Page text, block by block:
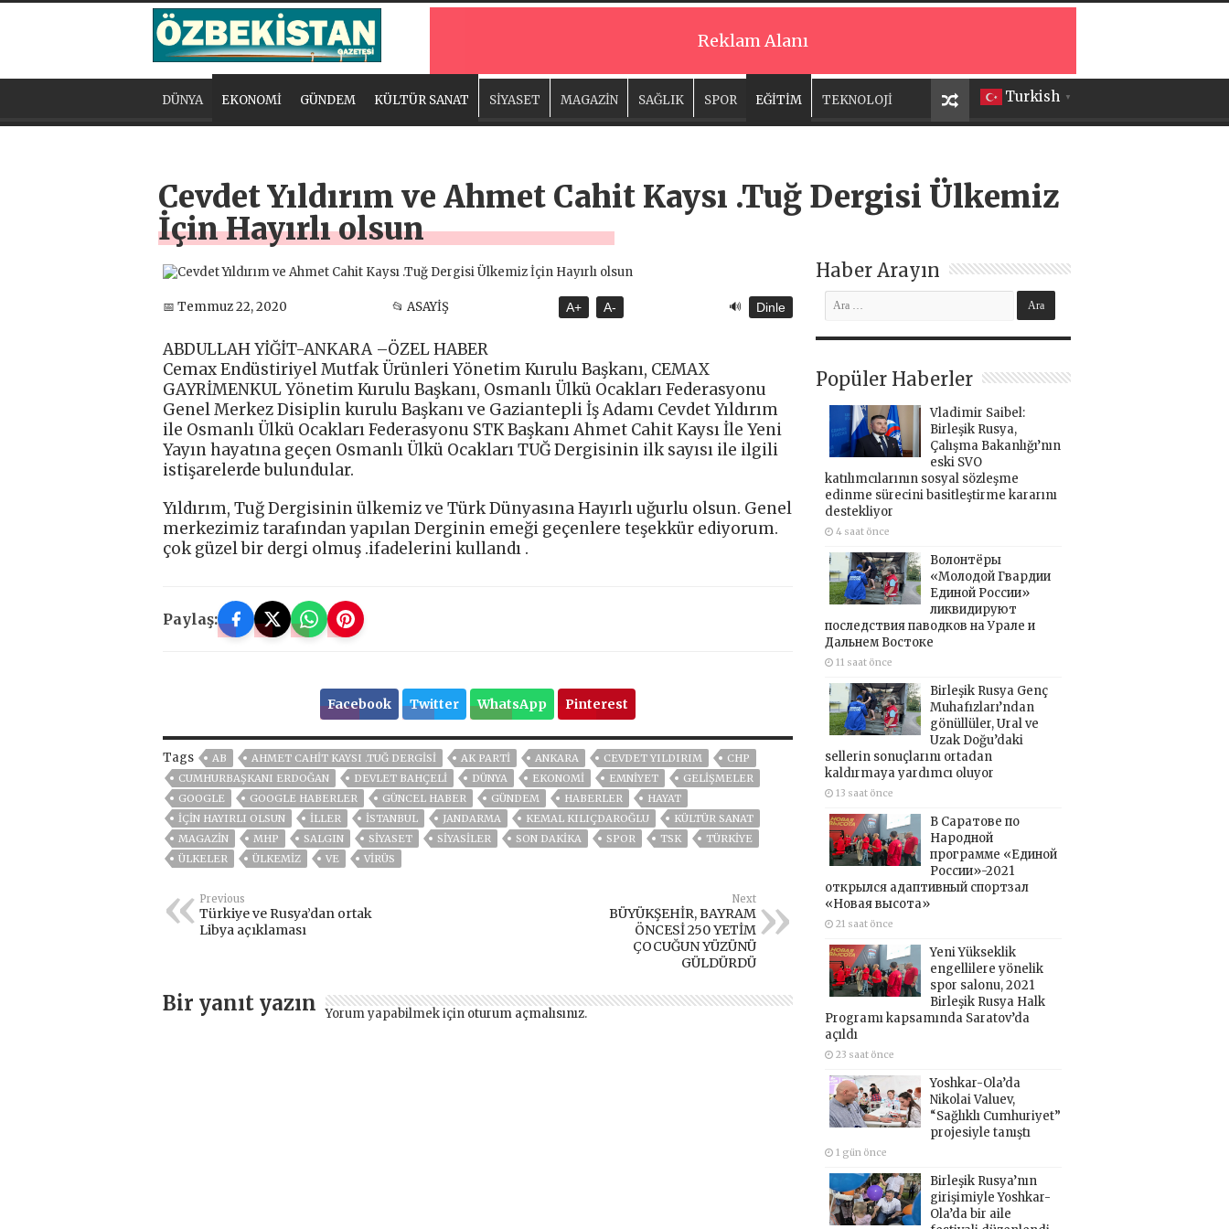
Reklam Alanı
Turkish ▼
DÜNYA EKONOMİ GÜNDEM KÜLTÜR SANAT SİYASET MAGAZİN SAĞLIK SPOR EĞİTİM TEKNOLOJİ
Cevdet Yıldırım ve Ahmet Cahit Kaysı .Tuğ Dergisi Ülkemiz
İçin Hayırlı olsun
📅 Temmuz 22, 2020 📂 ASAYİŞ A+ A- 🔊 Dinle
ABDULLAH YİĞİT-ANKARA –ÖZEL HABER
Cemax Endüstiriyel Mutfak Ürünleri Yönetim Kurulu Başkanı, CEMAX
GAYRİMENKUL Yönetim Kurulu Başkanı, Osmanlı Ülkü Ocakları Federasyonu
Genel Merkez Disiplin kurulu Başkanı ve Gaziantepli İş Adamı Cevdet Yıldırım
ile Osmanlı Ülkü Ocakları Federasyonu STK Başkanı Ahmet Cahit Kaysı İle Yeni
Yayın hayatına geçen Osmanlı Ülkü Ocakları TUĞ Dergisinin ilk sayısı ile ilgili
istişarelerde bulundular.
Yıldırım, Tuğ Dergisinin ülkemiz ve Türk Dünyasına Hayırlı uğurlu olsun. Genel
merkezimiz tarafından yapılan Derginin emeği geçenlere teşekkür ediyorum.
çok güzel bir dergi olmuş .ifadelerini kullandı .
Paylaş:
Facebook Twitter WhatsApp Pinterest
Tags AB AHMET CAHIT KAYSI .TUĞ DERGISI AK PARTİ ANKARA CEVDET YILDIRIM
CHP
CUMHURBAŞKANI ERDOĞAN
DEVLET BAHÇELİ DÜNYA EKONOMİ EMNİYET
GELIŞMELER
GOOGLE
GOOGLE HABERLER GÜNCEL HABER GÜNDEM HABERLER
HAYAT
İÇIN HAYIRLI OLSUN
İLLER ISTANBUL JANDARMA KEMAL KILIÇDAROĞLU
KÜLTÜR SANAT
MAGAZİN
MHP SALGIN SİYASET SİYASİLER SON DAKIKA SPOR TSK
TÜRKİYE
ÜLKELER
ÜLKEMIZ VE VIRÜS
Previous
Türkiye ve Rusya’dan ortak
Libya açıklaması
Next
BÜYÜKŞEHİR, BAYRAM
ÖNCESİ 250 YETİM
ÇOCUĞUN YÜZÜNÜ
GÜLDÜRDÜ
Bir yanıt yazın Yorum yapabilmek için oturum açmalısınız.
Haber Arayın
Popüler Haberler
Vladimir Saibel:
Birleşik Rusya,
Çalışma Bakanlığı’nın
eski SVO
katılımcılarının sosyal sözleşme
edinme sürecini basitleştirme kararını
destekliyor
4 saat önce
Волонтёры
«Молодой Гвардии
Единой России»
ликвидируют
последствия паводков на Урале и
Дальнем Востоке
11 saat önce
Birleşik Rusya Genç
Muhafızları’ndan
gönüllüler, Ural ve
Uzak Doğu’daki
sellerin sonuçlarını ortadan
kaldırmaya yardımcı oluyor
13 saat önce
В Саратове по
Народной
программе «Единой
России»-2021
открылся адаптивный спортзал
«Новая высота»
21 saat önce
Yeni Yükseklik
engellilere yönelik
spor salonu, 2021
Birleşik Rusya Halk
Programı kapsamında Saratov’da
açıldı
23 saat önce
Yoshkar-Ola’da
Nikolai Valuev,
“Sağlıklı Cumhuriyet”
projesiyle tanıştı
1 gün önce
Birleşik Rusya’nın
girişimiyle Yoshkar-
Ola’da bir aile